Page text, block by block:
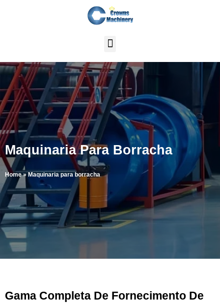
Maquinaria Para Borracha
Home»Maquinaria para borracha
Gama Completa De Fornecimento De